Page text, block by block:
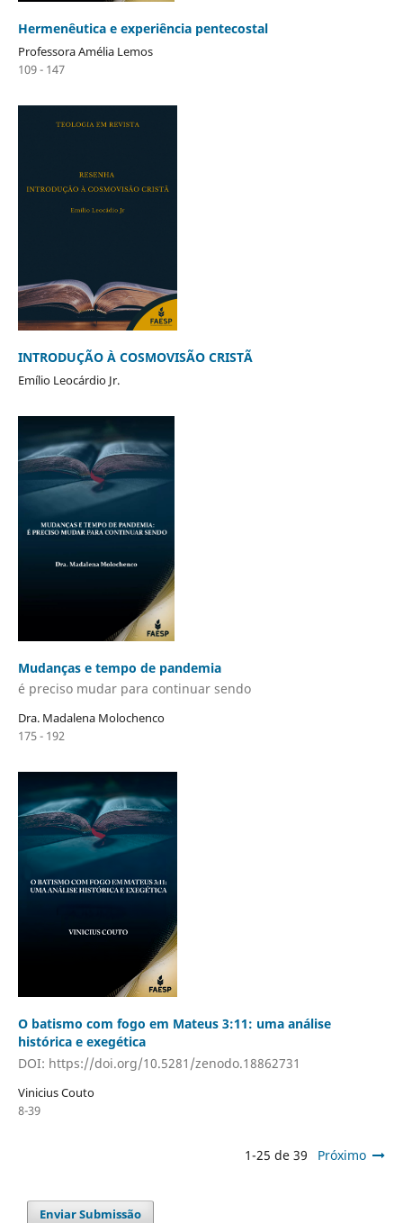
Hermenêutica e experiência pentecostal
Professora Amélia Lemos
109 - 147
INTRODUÇÃO À COSMOVISÃO CRISTÃ
Emílio Leocárdio Jr.
Mudanças e tempo de pandemia
é preciso mudar para continuar sendo
Dra. Madalena Molochenco
175 - 192
O batismo com fogo em Mateus 3:11: uma análise
histórica e exegética
DOI: https://doi.org/10.5281/zenodo.18862731
Vinicius Couto
8-39
1-25 de 39 Próximo
Enviar Submissão